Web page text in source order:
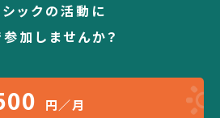
ックの活動に
加しませんか？
円／月